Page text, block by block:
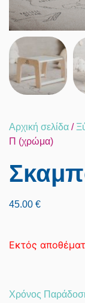
Αρχική σελίδα /
Π (χρώμα)
45.00 €
Εκτός
Χρόνος